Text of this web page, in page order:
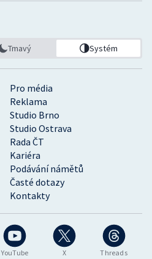
YouTube X Threads
Pro média
Reklama
Studio Brno
Studio Ostrava
Rada ČT
Kariéra
Podávání námětů
Časté dotazy
Kontakty
Tmavý Systém